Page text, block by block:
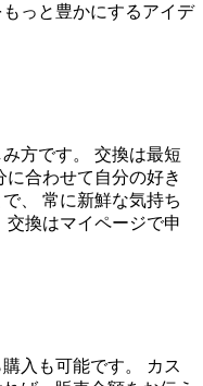
っと豊かにするアイデ
方です。 交換は最短
合わせて自分の好き
、 常に新鮮な気持ち
換はマイページで申
入も可能です。 カス